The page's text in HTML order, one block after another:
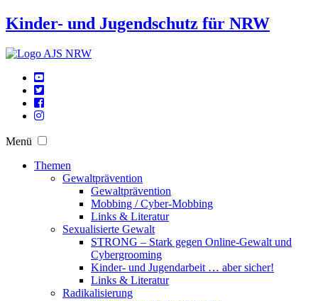
Kinder- und Jugendschutz für NRW
Menü
Themen
Gewaltprävention
Gewaltprävention
Mobbing / Cyber-Mobbing
Links & Literatur
Sexualisierte Gewalt
STRONG – Stark gegen Online-Gewalt und
Cybergrooming
Kinder- und Jugendarbeit … aber sicher!
Links & Literatur
Radikalisierung